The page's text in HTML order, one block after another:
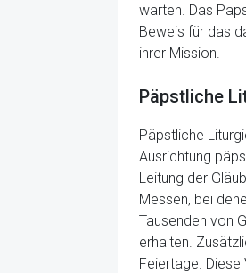
warten. Das
Beweis für das
ihrer Mission.
Päpstliche
Päpstliche
Ausrichtung
Leitung der
Messen, bei
Tausenden von
erhalten.
Feiertage.